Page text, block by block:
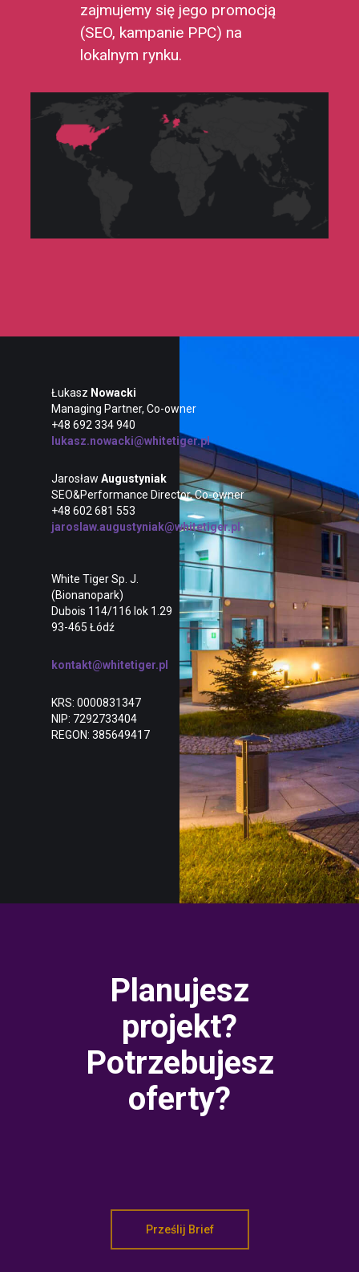
zajmujemy się jego promocją
(SEO, kampanie PPC) na
lokalnym rynku.
Łukasz Nowacki
Managing Partner, Co-owner
+48 692 334 940
lukasz.nowacki@whitetiger.pl
JarosławAugustyniak
SEO&Performance Director, Co-owner
+48 602 681 553
jaroslaw.augustyniak@whitetiger.pl
White Tiger Sp. J.
(Bionanopark)
Dubois 114/116 lok 1.29
93-465 Łódź
kontakt@whitetiger.pl
KRS: 0000831347
NIP: 7292733404
REGON: 385649417
Planujesz
projekt?
Potrzebujesz
oferty?
Prześlij Brief